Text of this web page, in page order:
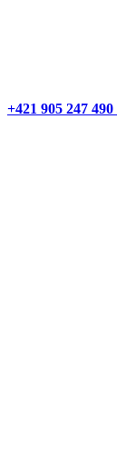
+421 905 247 490